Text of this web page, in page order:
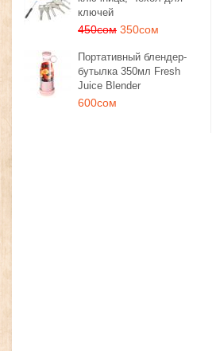
ключей
450сом 350сом
Портативный блендер-
бутылка 350мл Fresh
Juice Blender
600сом